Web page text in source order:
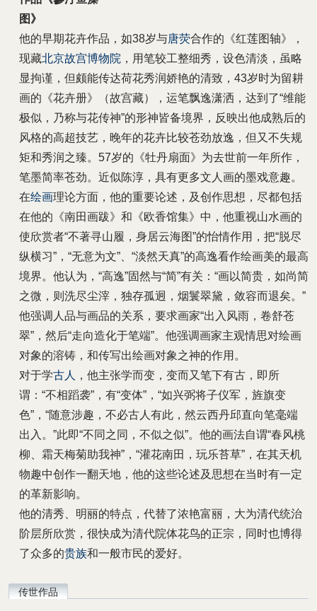
图》
他的早期花卉作品，如38岁与唐荧合作的《红莲图轴》，
现藏北京故宫博物院 ，用笔较工整细秀，设色清淡，虽略
显拘谨，但颇能传达荷花秀润娇艳的清致，43岁时为留耕
画的《花卉册》（故宫藏），运笔飘逸潇洒，达到了“维能
极似，乃称与花传神”的形神皆备境界，反映出他成熟后的
风格的高超技艺，晚年的花卉比较苍劲放逸，但又不失规
矩和秀润之臻。57岁的《牡丹扇面》为去世前一年所作，
笔墨简率苍劲。近似陈淳，具有更多文人画的墨戏意趣。
在绘画理论方面，他的重要论述，及创作思想，尽都包括
在他的《南田画跋》和《欧香馆集》中，他重视山水画的
使欣赏者“不著寻山履，身居云海图”的怡情作用，把“脱尽
纵横习”，“无意为文”、“淡然天真”的高逸看作绘画美的最高
境界。他认为，“高逸”固然与“简”有关：“画以简贵，如尚简
之微，则洗尽尘滓，独存孤迥，烟鬟翠黛，敛容而退矣。”
他强调人品与画品的关系，要求画家“出入风雨，卷舒苍
翠”，然后“走向造化于笔端”。他强调画家主观情思对绘画
对象的溶铸，和传写出绘画对象之神的作用。
对于学古人
，他主张学而变，变而又笔下有古，即所
谓：“不相蹈袭”，有“变体”，“如兴弼将子仪军，旌旗变
色”，“随意涉趣，不必古人有此，然云西丹邱直向笔毫端
出入。”此即“不同之同，不似之似”。他的画法自谓“春风桃
柳、霜天梅菊助我神”，“灌花南田，玩乐苔草”，在其天机
物趣中创作一翻天地，他的这些论述及思想在当时有一定
的革新影响。
他的清秀、明丽的特点，代替了浓艳富丽，大为清代统治
阶层所欣赏，很快成为清代院体花鸟的正宗，同时也博得
了众多的贵族和一般市民的爱好。
传世作品